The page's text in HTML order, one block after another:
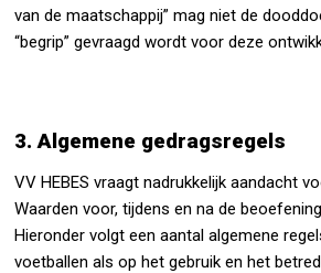
van de maatschappij” mag niet de
“begrip” gevraagd wordt voor deze
3. Algemene gedragsregels
VV HEBES vraagt nadrukkelijk aandacht
Waarden voor, tijdens en na de
Hieronder volgt een aantal algemene
voetballen als op het gebruik en het